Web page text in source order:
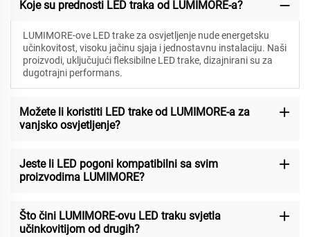
Koje su prednosti LED traka od LUMIMORE-a?
LUMIMORE-ove LED trake za osvjetljenje nude energetsku
učinkovitost, visoku jačinu sjaja i jednostavnu instalaciju. Naši
proizvodi, uključujući fleksibilne LED trake, dizajnirani su za
dugotrajni performans.
Možete li koristiti LED trake od LUMIMORE-a za
vanjsko osvjetljenje?
Jeste li LED pogoni kompatibilni sa svim
proizvodima LUMIMORE?
Što čini LUMIMORE-ovu LED traku svjetla
učinkovitijom od drugih?